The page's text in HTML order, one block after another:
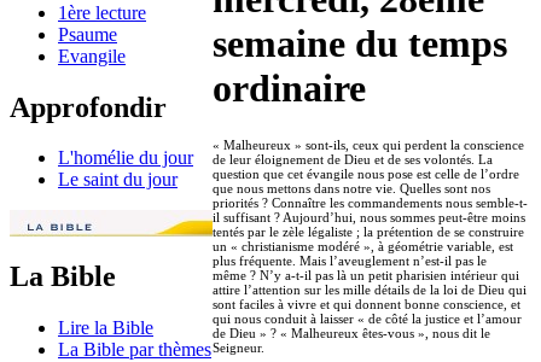
1ère lecture
Psaume
Evangile
Approfondir
L'homélie du jour
Le saint du jour
La Bible
Lire la Bible
La Bible par thèmes
semaine du temps
ordinaire
« Malheureux » sont-ils, ceux qui perdent la conscience
de leur éloignement de Dieu et de ses volontés. La
question que cet évangile nous pose est celle de l’ordre
que nous mettons dans notre vie. Quelles sont nos
priorités ? Connaître les commandements nous semble-t-
il suffisant ? Aujourd’hui, nous sommes peut-être moins
tentés par le zèle légaliste ; la prétention de se construire
un « christianisme modéré », à géométrie variable, est
plus fréquente. Mais l’aveuglement n’est-il pas le
même ? N’y a-t-il pas là un petit pharisien intérieur qui
attire l’attention sur les mille détails de la loi de Dieu qui
sont faciles à vivre et qui donnent bonne conscience, et
qui nous conduit à laisser « de côté la justice et l’amour
de Dieu » ? « Malheureux êtes-vous », nous dit le
Seigneur.